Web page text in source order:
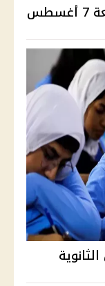
سعر الذهب في مصر اليوم الجمعة 7 أغسطس